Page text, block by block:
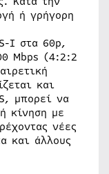
ή γρήγορη
I στα 60p,
Mbps (4:2:2
και
μπορεί να
κίνηση με
νέες
και άλλους